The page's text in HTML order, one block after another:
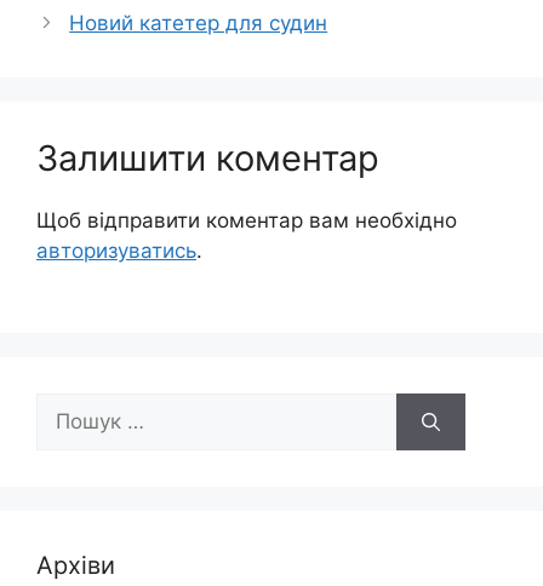
Новий катетер для судин
Залишити коментар
Щоб відправити коментар вам необхідно
авторизуватись.
Пошук:
Архіви